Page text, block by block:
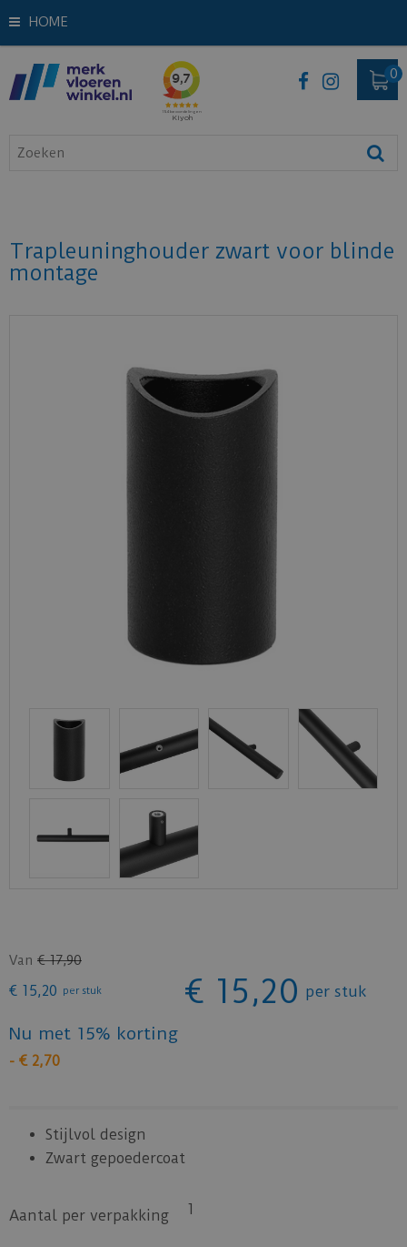
HOME
Trapleuninghouder zwart voor blinde
montage
Van € 17,90
€ 15,20 per stuk € 15,20 per stuk
Nu met 15% korting
- € 2,70
Stijlvol design
Zwart gepoedercoat
Aantal per verpakking 1